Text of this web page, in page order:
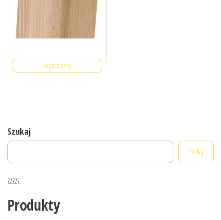
Zobacz cenę
Szukaj
Szukaj
zzzzz
Produkty